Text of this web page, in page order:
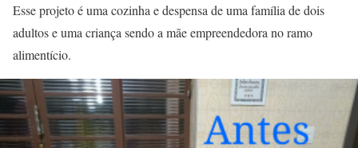
Esse projeto é uma cozinha e despensa de uma família de dois
adultos e uma criança sendo a mãe empreendedora no ramo
alimentício.